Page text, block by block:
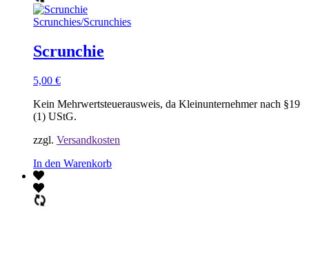
Scrunchies/Scrunchies
Scrunchie
5,00 €
Kein Mehrwertsteuerausweis, da Kleinunternehmer nach §19
(1) UStG.
zzgl. Versandkosten
In den Warenkorb